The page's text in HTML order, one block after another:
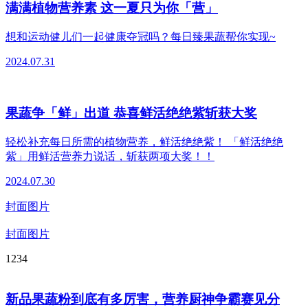
满满植物营养素 这一夏只为你「营」
想和运动健儿们一起健康夺冠吗？每日臻果蔬帮你实现~
2024.07.31
果蔬争「鲜」出道 恭喜鲜活绝绝紫斩获大奖
轻松补充每日所需的植物营养，鲜活绝绝紫！ 「鲜活绝绝
紫」用鲜活营养力说话，斩获两项大奖！！
2024.07.30
封面图片
封面图片
1 234
新品果蔬粉到底有多厉害，营养厨神争霸赛见分